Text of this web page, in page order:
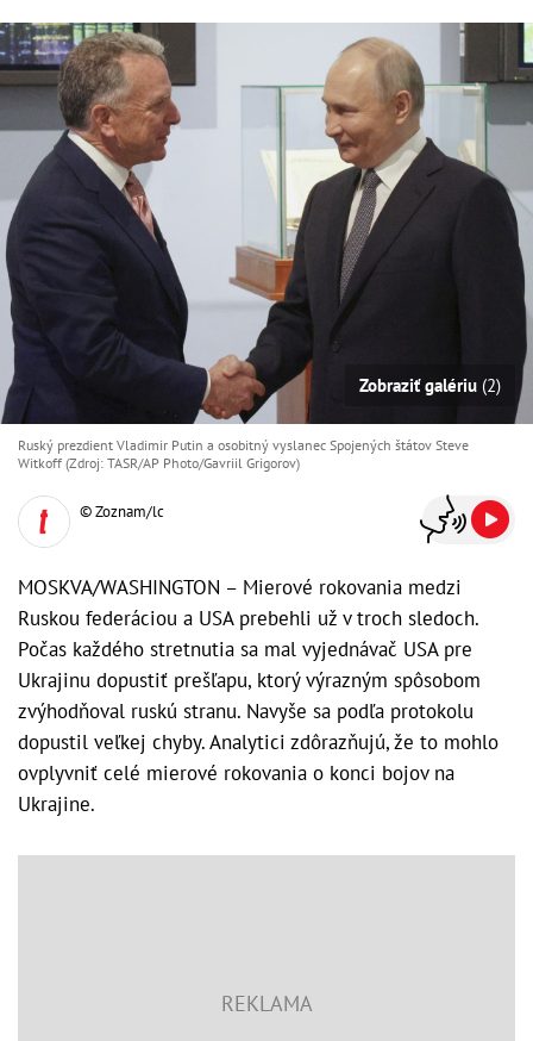
Zobraziť galériu (2)
Ruský prezdient Vladimir Putin a osobitný vyslanec Spojených štátov Steve
Witkoff (Zdroj: TASR/AP Photo/Gavriil Grigorov)
© Zoznam/lc
MOSKVA/WASHINGTON – Mierové rokovania medzi
Ruskou federáciou a USA prebehli už v troch sledoch.
Počas každého stretnutia sa mal vyjednávač USA pre
Ukrajinu dopustiť prešľapu, ktorý výrazným spôsobom
zvýhodňoval ruskú stranu. Navyše sa podľa protokolu
dopustil veľkej chyby. Analytici zdôrazňujú, že to mohlo
ovplyvniť celé mierové rokovania o konci bojov na
Ukrajine.